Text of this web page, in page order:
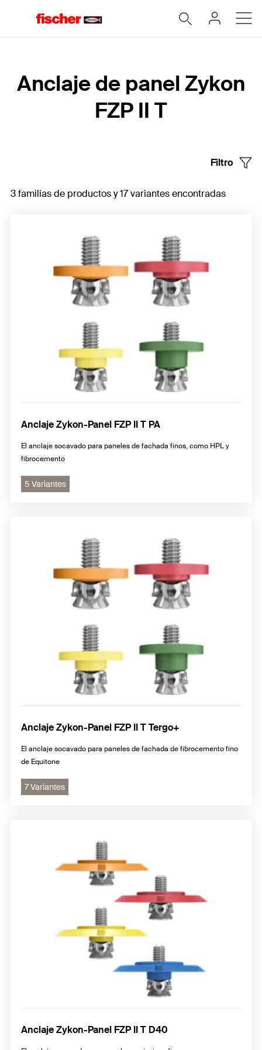
Anclaje de panel Zykon
FZP II T
Filtro
3 familias de productos y 17 variantes encontradas
Anclaje Zykon-Panel FZP II T PA
El anclaje socavado para paneles de fachada finos, como HPL y
fibrocemento
5 Variantes
Anclaje Zykon-Panel FZP II T Tergo+
El anclaje socavado para paneles de fachada de fibrocemento fino
de Equitone
7 Variantes
Anclaje Zykon-Panel FZP II T D40